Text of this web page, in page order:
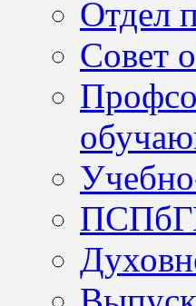
Отдел
Совет